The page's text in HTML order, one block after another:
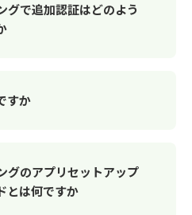
グで追加認証はどのよう
すか
グのアプリセットアップ
とは何ですか